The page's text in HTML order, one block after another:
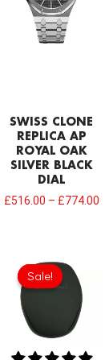
SWISS CLONE
REPLICA AP
ROYAL OAK
SILVER BLACK
DIAL
£516.00 – £774.00
Sale!
Sale!
price
was:
£430.00.